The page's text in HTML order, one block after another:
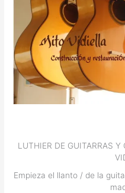
LUTHIER DE GUITARRAS
Empieza el llanto / de la